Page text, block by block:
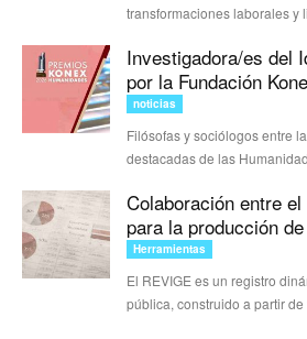
transformaciones laborales y
Investigadora/es del
por la Fundación
noticias
Filósofas y sociólogos entre
destacadas de las
Colaboración entre
para la producción
Herramientas
El REVIGE es un registro
pública, construido a partir